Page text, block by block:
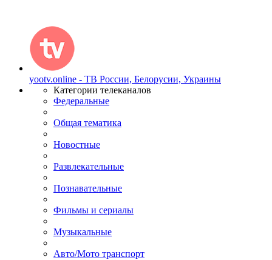
yootv.online - ТВ России, Белорусии, Украины
Категории телеканалов
Федеральные
Общая тематика
Новостные
Развлекательные
Познавательные
Фильмы и сериалы
Музыкальные
Авто/Мото транспорт